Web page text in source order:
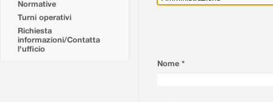
Normative
Turni operativi
Richiesta
informazioni/Contatta
l'ufficio
Nome *